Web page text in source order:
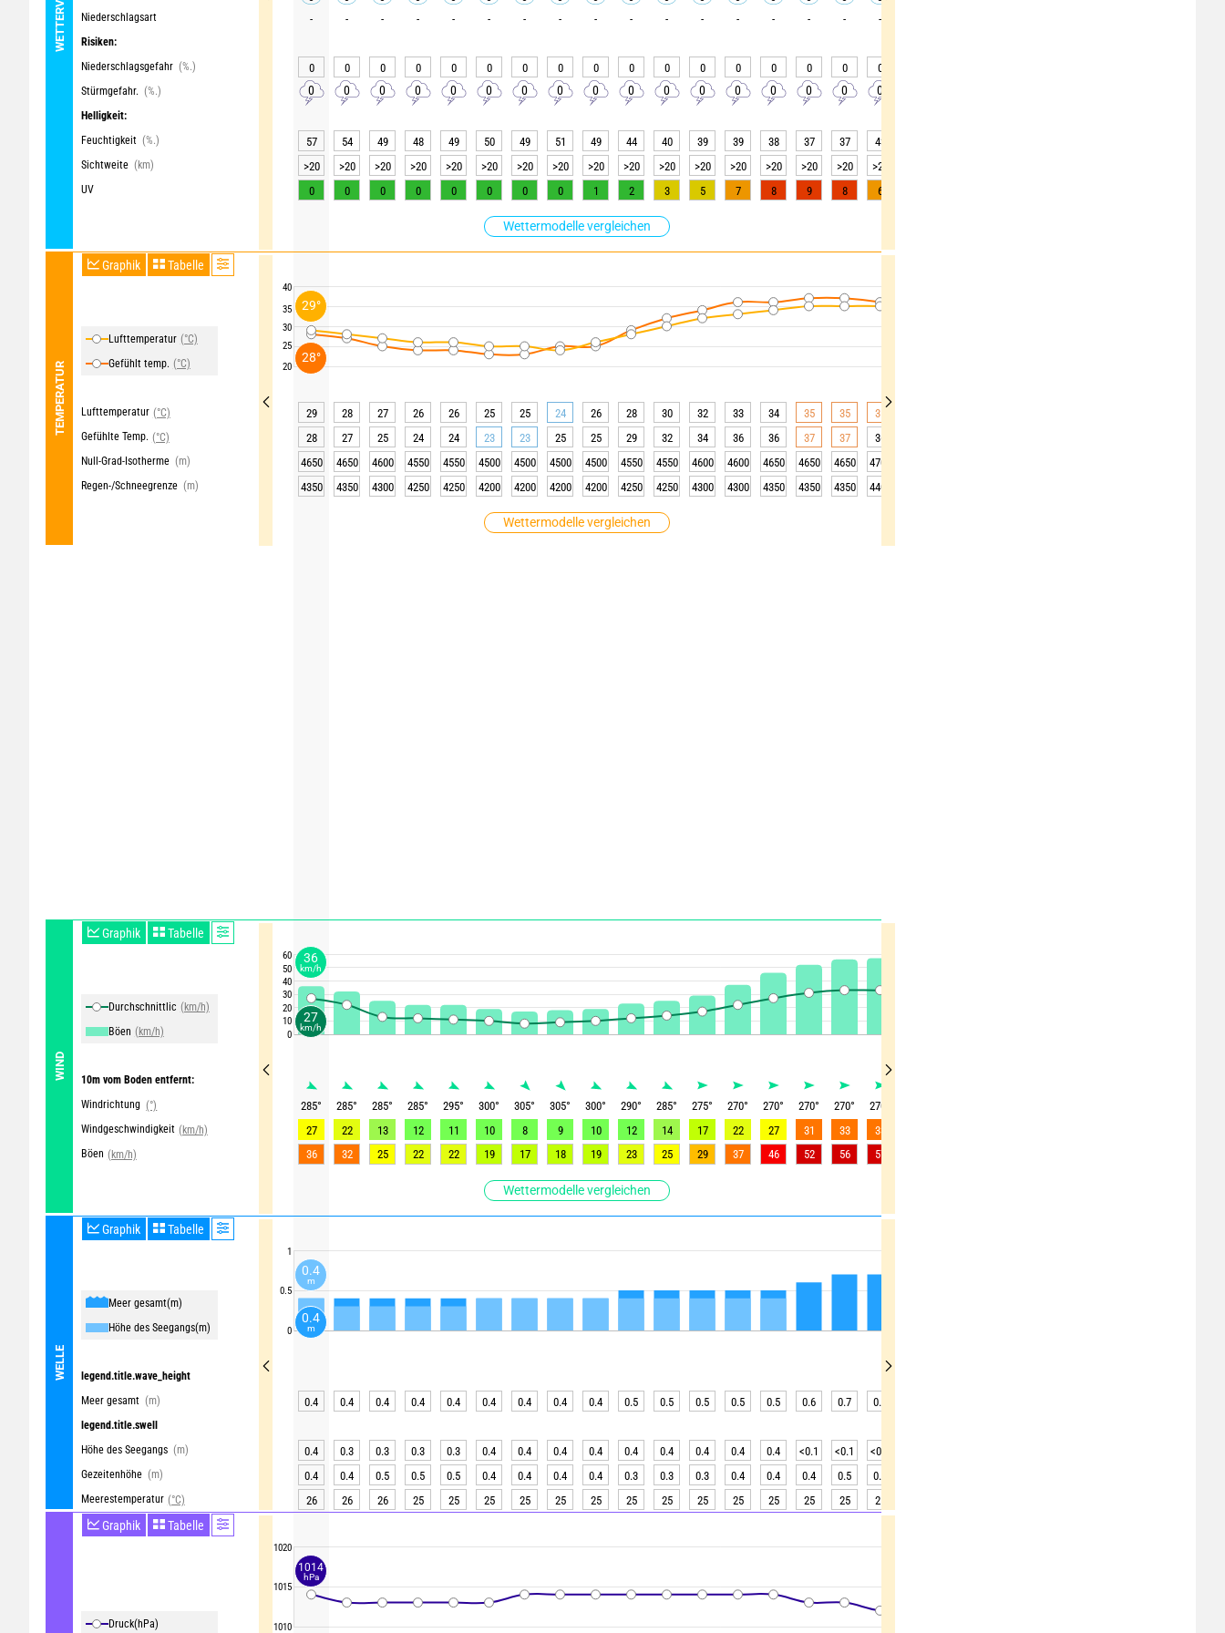
Niederschlagsart
Risiken:
Niederschlagsgefahr (%.)
Stürmgefahr. (%.)
Helligkeit:
Feuchtigkeit (%.)
Sichtweite (km)
UV
Wettermodelle vergleichen
TEMPERATUR
Graphik Tabelle
Lufttemperatur (°C)
Gefühlt temp. (°C)
Lufttemperatur (°C)
Gefühlte Temp. (°C)
Null-Grad-Isotherme (m)
Regen-/Schneegrenze (m)
Wettermodelle vergleichen
WIND
Graphik Tabelle
Durchschnittliche Winde
(km/h)
Böen (km/h)
10m vom Boden entfernt:
Windrichtung (°)
Windgeschwindigkeit (km/h)
Böen (km/h)
Wettermodelle vergleichen
WELLE
Graphik Tabelle
Meer gesamt(m)
Höhe des Seegangs(m)
legend.title.wave_height
Meer gesamt (m)
legend.title.swell
Höhe des Seegangs (m)
Gezeitenhöhe (m)
Meerestemperatur (°C)
Graphik Tabelle
Druck(hPa)
40
35
30
25
20
60
50
40
30
20
10
0
1
0.5
0
1020
1015
1010
- - - - - - - - - - - - - - - - -
0 0 0 0 0 0 0 0 0 0 0 0 0 0 0 0 0
0 0 0 0 0 0 0 0 0 0 0 0 0 0 0 0 0
57 54 49 48 49 50 49 51 49 44 40 39 39 38 37 37 43
>20
>20 >20 >20 >20 >20 >20 >20 >20 >20 >20 >20 >20 >20 >20 >20 >20
0
0 0 0 0 0 0 0 1 2 3 5 7 8 9 8 6
29 28 27 26 26 25 25 24 26 28 30 32 33 34 35 35 35
28
27 25 24 24 23 23 25 25 29 32 34 36 36 37 37 36
4650
4650 4600 4550 4550 4500 4500 4500 4500 4550 4550 4600 4600 4650 4650 4650 4700
4350
4350 4300 4250 4250 4200 4200 4200 4200 4250 4250 4300 4300 4350 4350 4350 4400
285° 285° 285° 285° 295° 300° 305° 305° 300° 290° 285° 275° 270° 270° 270° 270° 270
27
22 13 12 11 10 8 9 10 12 14 17 22 27 31 33 33
36
32 25 22 22 19 17 18 19 23 25 29 37 46 52 56 57
0.4 0.4 0.4 0.4 0.4 0.4 0.4 0.4 0.4 0.5 0.5 0.5 0.5 0.5 0.6 0.7 0.7
0.4 0.3 0.3 0.3 0.3 0.4 0.4 0.4 0.4 0.4 0.4 0.4 0.4 0.4 <0.1 <0.1 <0.1
0.4
0.4 0.5 0.5 0.5 0.4 0.4 0.4 0.4 0.3 0.3 0.3 0.4 0.4 0.4 0.5 0.5
26
26 26 25 25 25 25 25 25 25 25 25 25 25 25 25 25
27
km/h
36
km/h
29°
28°
0.4
m
0.4
m
1014
hPa